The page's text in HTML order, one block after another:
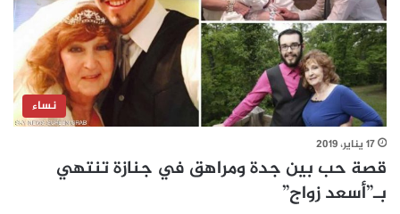
نساء
17 يناير، 2019
قصة حب بين جدة ومراهق في جنازة تنتهي
بـ”أسعد زواج”